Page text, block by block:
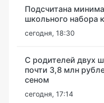
Подсчитана
школьного набора
сегодня, 18:30
С родителей двух
почти 3,8 млн
сеном
сегодня, 17:14